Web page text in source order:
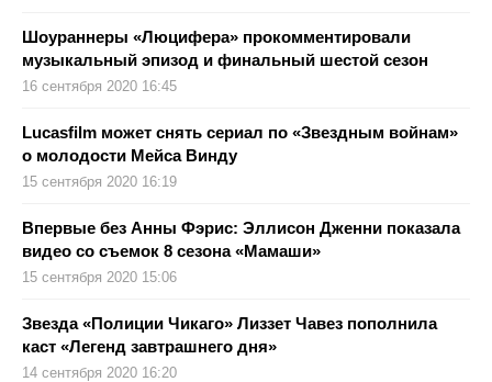
Шоураннеры «Люцифера» прокомментировали
музыкальный эпизод и финальный шестой сезон
16 сентября 2020 16:45
Lucasfilm может снять сериал по «Звездным войнам»
о молодости Мейса Винду
15 сентября 2020 16:19
Впервые без Анны Фэрис: Эллисон Дженни показала
видео со съемок 8 сезона «Мамаши»
15 сентября 2020 15:06
Звезда «Полиции Чикаго» Лиззет Чавез пополнила
каст «Легенд завтрашнего дня»
14 сентября 2020 16:20